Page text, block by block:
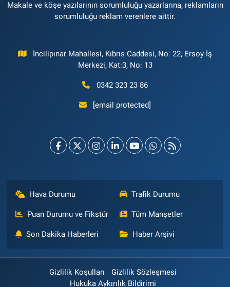
Makale ve köşe yazılarının sorumluluğu yazarlarına, reklamların
sorumluluğu reklam verenlere aittir.
İncilipınar Mahallesi, Kıbrıs Caddesi, No: 22, Ersoy İş
Merkezi, Kat:3, No: 13
0342 323 23 86
[email protected]
Hava Durumu Trafik Durumu
Puan Durumu ve Fikstür Tüm Manşetler
Son Dakika Haberleri Haber Arşivi
Gizlilik Koşulları
Gizlilik Sözleşmesi
Hukuka Aykırılık Bildirimi